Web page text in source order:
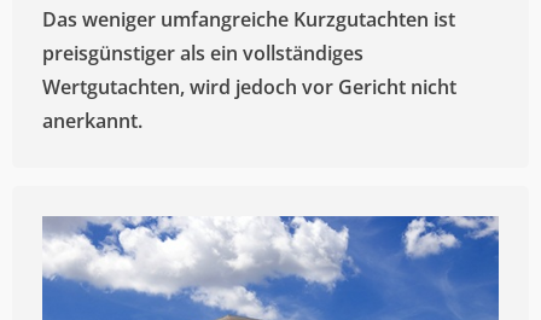
Das weniger umfangreiche Kurzgutachten ist
preisgünstiger als ein vollständiges
Wertgutachten, wird jedoch vor Gericht nicht
anerkannt.